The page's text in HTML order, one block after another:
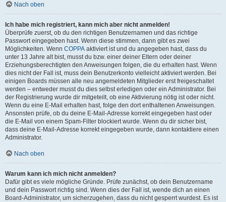
Nach oben
Ich habe mich registriert, kann mich aber nicht anmelden!
Überprüfe zuerst, ob du den richtigen Benutzernamen und das richtige
Passwort eingegeben hast. Wenn diese stimmen, dann gibt es zwei
Möglichkeiten. Wenn COPPA aktiviert ist und du angegeben hast, dass du
unter 13 Jahre alt bist, musst du bzw. einer deiner Eltern oder deiner
Erziehungsberechtigten den Anweisungen folgen, die du erhalten hast. Wenn
dies nicht der Fall ist, muss dein Benutzerkonto vielleicht aktiviert werden. Bei
einigen Boards müssen alle neu angemeldeten Mitglieder erst freigeschaltet
werden – entweder musst du dies selbst erledigen oder ein Administrator. Bei
der Registrierung wurde dir mitgeteilt, ob eine Aktivierung nötig ist oder nicht.
Wenn du eine E-Mail erhalten hast, folge den dort enthaltenen Anweisungen.
Ansonsten prüfe, ob du deine E-Mail-Adresse korrekt eingegeben hast oder
die E-Mail von einem Spam-Filter blockiert wurde. Wenn du dir sicher bist,
dass deine E-Mail-Adresse korrekt eingegeben wurde, dann kontaktiere einen
Administrator.
Nach oben
Warum kann ich mich nicht anmelden?
Dafür gibt es viele mögliche Gründe. Prüfe zunächst, ob dein Benutzername
und dein Passwort richtig sind. Wenn dies der Fall ist, wende dich an einen
Board-Administrator, um sicherzugehen, dass du nicht gesperrt wurdest. Es ist